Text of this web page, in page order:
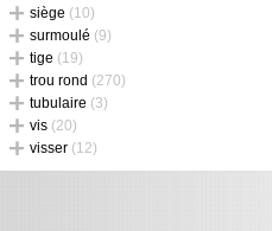
siège (10)
surmoulé (9)
tige (19)
trou rond (270)
tubulaire (3)
vis (20)
visser (12)